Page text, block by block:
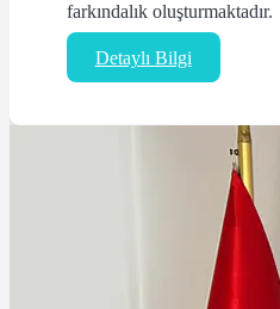
farkındalık oluşturmaktadır.
Detaylı Bilgi